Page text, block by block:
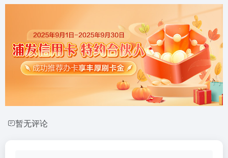
暂无评论